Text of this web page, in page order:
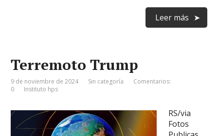
Leer más
Terremoto Trump
9 de noviembre de 2024 Sin categoría
Comentarios:
0
Instituto hps
RS/via
Fotos